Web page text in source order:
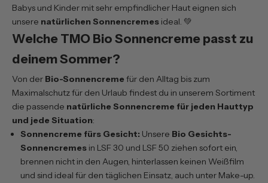
Babys und Kinder mit sehr empfindlicher Haut eignen sich
unsere natürlichen Sonnencremes ideal. 💚
Welche TMO Bio Sonnencreme passt zu
deinem Sommer?
Von der Bio-Sonnencreme für den Alltag bis zum
Maximalschutz für den Urlaub findest du in unserem Sortiment
die passende natürliche Sonnencreme für jeden Hauttyp
und jede Situation:
Sonnencreme fürs Gesicht: Unsere Bio Gesichts-
Sonnencremes in LSF 30 und LSF 50 ziehen sofort ein,
brennen nicht in den Augen, hinterlassen keinen Weißfilm
und sind ideal für den täglichen Einsatz, auch unter Make-up.